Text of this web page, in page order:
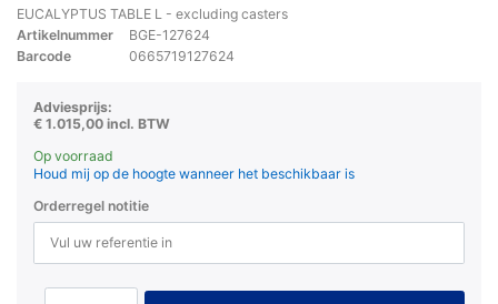
EUCALYPTUS TABLE L - excluding casters
Artikelnummer
BGE-127624
Barcode
0665719127624
Adviesprijs:
€ 1.015,00 incl. BTW
Op voorraad
Houd mij op de hoogte wanneer het beschikbaar is
Orderregel notitie